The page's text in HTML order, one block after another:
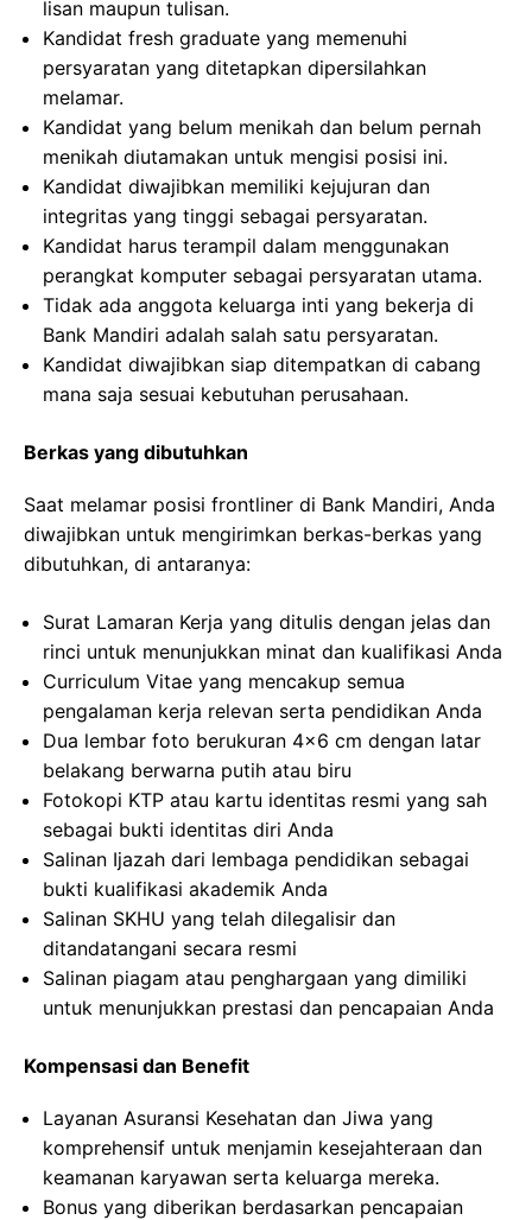
lisan maupun tulisan.
Kandidat fresh graduate yang memenuhi
persyaratan yang ditetapkan dipersilahkan
melamar.
Kandidat yang belum menikah dan belum pernah
menikah diutamakan untuk mengisi posisi ini.
Kandidat diwajibkan memiliki kejujuran dan
integritas yang tinggi sebagai persyaratan.
Kandidat harus terampil dalam menggunakan
perangkat komputer sebagai persyaratan utama.
Tidak ada anggota keluarga inti yang bekerja di
Bank Mandiri adalah salah satu persyaratan.
Kandidat diwajibkan siap ditempatkan di cabang
mana saja sesuai kebutuhan perusahaan.
Berkas yang dibutuhkan
Saat melamar posisi frontliner di Bank Mandiri, Anda
diwajibkan untuk mengirimkan berkas-berkas yang
dibutuhkan, di antaranya:
Surat Lamaran Kerja yang ditulis dengan jelas dan
rinci untuk menunjukkan minat dan kualifikasi Anda
Curriculum Vitae yang mencakup semua
pengalaman kerja relevan serta pendidikan Anda
Dua lembar foto berukuran 4×6 cm dengan latar
belakang berwarna putih atau biru
Fotokopi KTP atau kartu identitas resmi yang sah
sebagai bukti identitas diri Anda
Salinan Ijazah dari lembaga pendidikan sebagai
bukti kualifikasi akademik Anda
Salinan SKHU yang telah dilegalisir dan
ditandatangani secara resmi
Salinan piagam atau penghargaan yang dimiliki
untuk menunjukkan prestasi dan pencapaian Anda
Kompensasi dan Benefit
Layanan Asuransi Kesehatan dan Jiwa yang
komprehensif untuk menjamin kesejahteraan dan
keamanan karyawan serta keluarga mereka.
Bonus yang diberikan berdasarkan pencapaian